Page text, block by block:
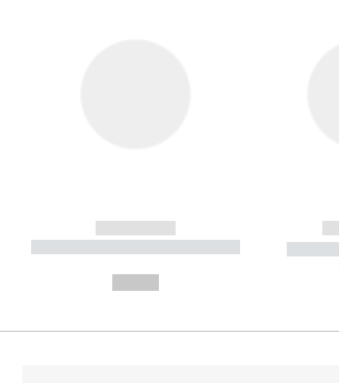
------------
----------- ----------- --------